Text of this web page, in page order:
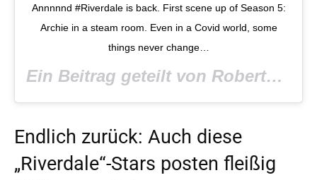
Annnnnd #Riverdale is back. First scene up of Season 5:
Archie in a steam room. Even in a Covid world, some
things never change…
Ein Beitrag geteilt von Roberto Aguirre-Sacasa (@writerras) am
Endlich zurück: Auch diese
„Riverdale“-Stars posten fleißig